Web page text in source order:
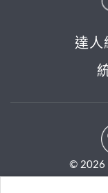
達人
© 2026